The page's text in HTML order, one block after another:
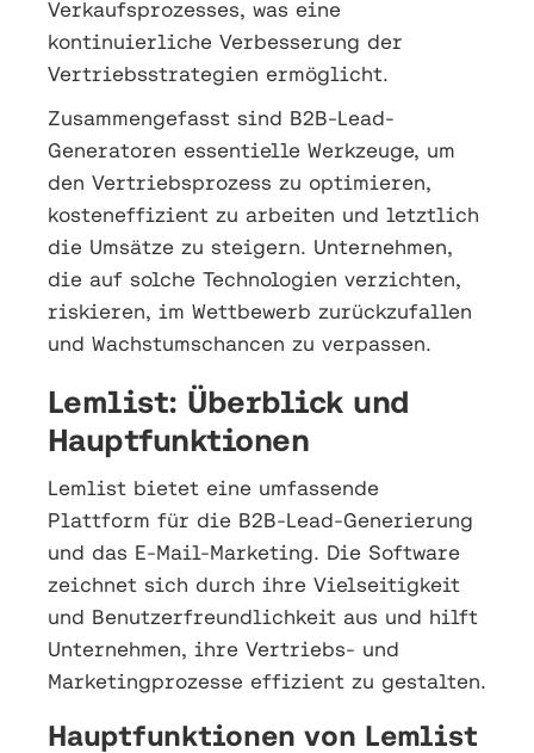
Verkaufsprozesses, was eine
kontinuierliche Verbesserung der
Vertriebsstrategien ermöglicht.
Zusammengefasst sind B2B-Lead-
Generatoren essentielle Werkzeuge, um
den Vertriebsprozess zu optimieren,
kosteneffizient zu arbeiten und letztlich
die Umsätze zu steigern. Unternehmen,
die auf solche Technologien verzichten,
riskieren, im Wettbewerb zurückzufallen
und Wachstumschancen zu verpassen.
Lemlist: Überblick und
Hauptfunktionen
Lemlist bietet eine umfassende
Plattform für die B2B-Lead-Generierung
und das E-Mail-Marketing. Die Software
zeichnet sich durch ihre Vielseitigkeit
und Benutzerfreundlichkeit aus und hilft
Unternehmen, ihre Vertriebs- und
Marketingprozesse effizient zu gestalten.
Hauptfunktionen von Lemlist